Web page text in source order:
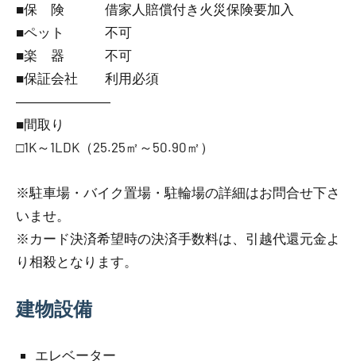
■保 険 借家人賠償付き火災保険要加入
■ペット 不可
■楽 器 不可
■保証会社 利用必須
―――――――
■間取り
□1K～1LDK（25.25㎡～50.90㎡）
※駐車場・バイク置場・駐輪場の詳細はお問合せ下さ
いませ。
※カード決済希望時の決済手数料は、引越代還元金よ
り相殺となります。
建物設備
エレベーター